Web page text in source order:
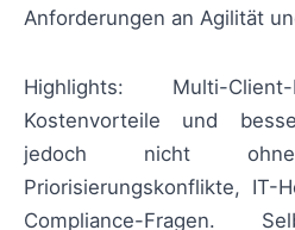
Anforderungen an Agilität
Highlights: Multi-
Kostenvorteile und
jedoch nicht
Priorisierungskonflikte, IT-
Compliance-Fragen.